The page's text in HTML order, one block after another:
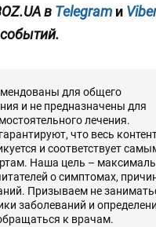
в Telegram и Viber
для общего
и не предназначены для
лечения.
что весь
и соответствует
Наша цель –
о симптомах,
Призываем не
заболеваний и
к врачам.